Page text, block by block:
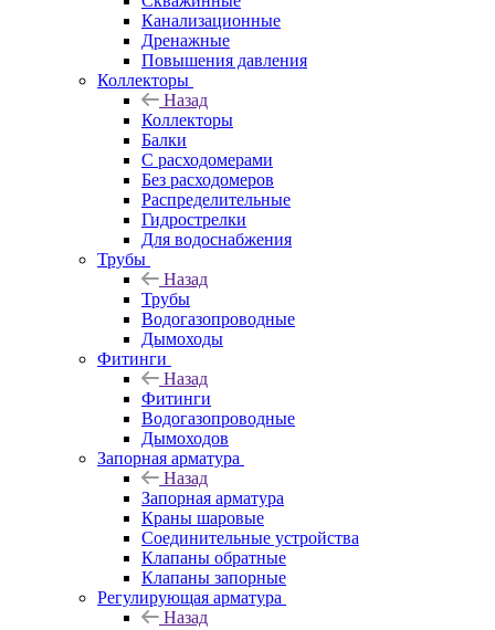
Канализационные
Дренажные
Повышения давления
Коллекторы
Назад
Коллекторы
Балки
С расходомерами
Без расходомеров
Распределительные
Гидрострелки
Для водоснабжения
Трубы
Назад
Трубы
Водогазопроводные
Дымоходы
Фитинги
Назад
Фитинги
Водогазопроводные
Дымоходов
Запорная арматура
Назад
Запорная арматура
Краны шаровые
Соединительные устройства
Клапаны обратные
Клапаны запорные
Регулирующая арматура
Назад